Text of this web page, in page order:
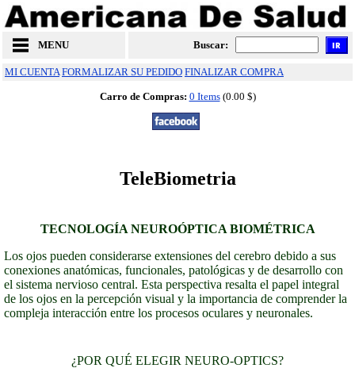
MENU Buscar:
MI CUENTA FORMALIZAR SU PEDIDO FINALIZAR COMPRA
Carro de Compras: 0 Items(0.00 $)
TeleBiometria
TECNOLOGÍA NEUROÓPTICA BIOMÉTRICA
Los ojos pueden considerarse extensiones del cerebro debido a sus
conexiones anatómicas, funcionales, patológicas y de desarrollo con
el sistema nervioso central. Esta perspectiva resalta el papel integral
de los ojos en la percepción visual y la importancia de comprender la
compleja interacción entre los procesos oculares y neuronales.
¿POR QUÉ ELEGIR NEURO-OPTICS?